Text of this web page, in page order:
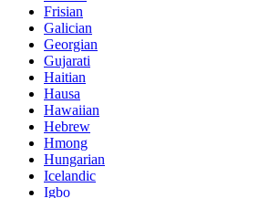
Frisian
Galician
Georgian
Gujarati
Haitian
Hausa
Hawaiian
Hebrew
Hmong
Hungarian
Icelandic
Igbo